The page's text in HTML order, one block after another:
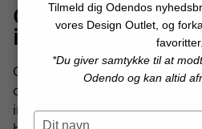
Grøn - naturens
indretning
Grøn er farven, der forbinder
og skaber en stemning af
indretningen fungerer grøn
Tilmeld dig Odendos
vores Design Outlet, og
favoritter.
*Du giver samtykke til at
Odendo og kan altid
Type